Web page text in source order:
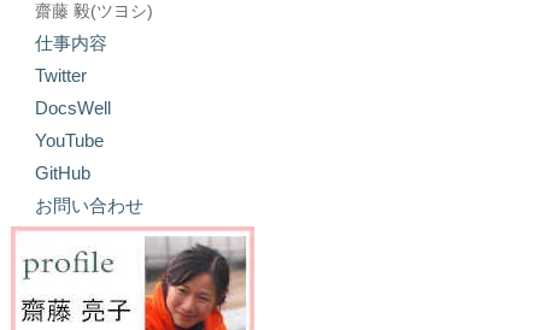
齋藤 毅(ツヨシ)
仕事内容
Twitter
DocsWell
YouTube
GitHub
お問い合わせ